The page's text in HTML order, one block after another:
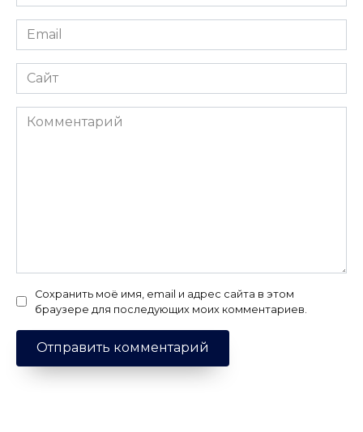
*
Email
*
Сайт
Комментарий
Сохранить моё имя, email и адрес сайта в этом
браузере для последующих моих комментариев.